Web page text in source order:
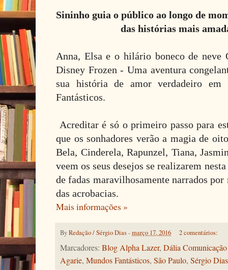
Sininho guia o público ao longo de
das histórias mais
Anna, Elsa e o hilário boneco de neve
Disney Frozen - Uma aventura
sua história de amor verdadeiro
Fantásticos.
Acreditar é só o primeiro passo para
que os sonhadores verão a magia de
Bela, Cinderela, Rapunzel, Tiana,
veem os seus desejos se realizarem
de fadas maravilhosamente narrados
das acrobacias.
Mais informações »
ByRedação / Sérgio Dias-março 17, 2016 2 comentários:
Marcadores: Blog Alpha Lazer, Dália
Agarie, Mundos Fantásticos, São Paulo, Sérgio Dias